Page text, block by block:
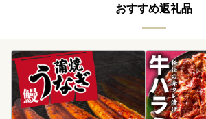
おすすめ返礼品